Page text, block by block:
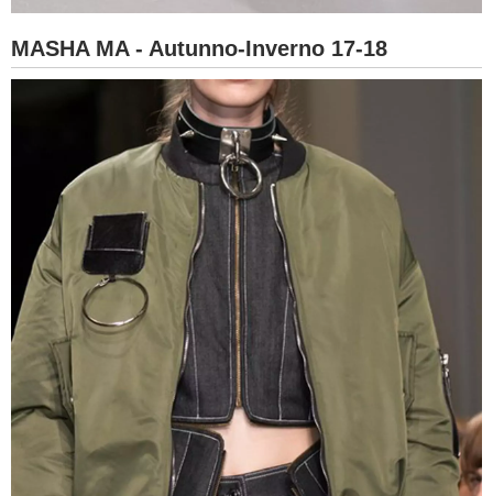
MASHA MA - Autunno-Inverno 17-18